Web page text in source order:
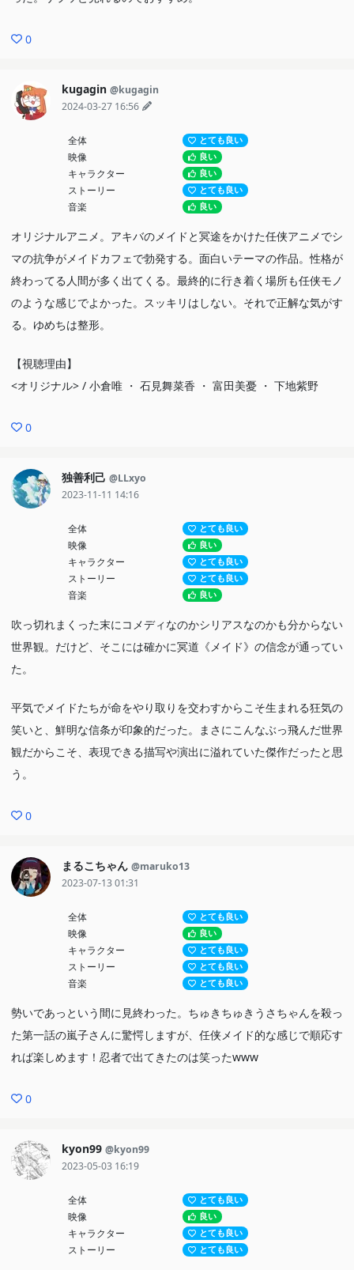
0
kugagin @kugagin
2024-03-27 16:56
全体 とても良い
映像 良い
キャラクター 良い
ストーリー とても良い
音楽 良い
オリジナルアニメ。アキバのメイドと冥途をかけた任侠アニメでシ
マの抗争がメイドカフェで勃発する。面白いテーマの作品。性格が
終わってる人間が多く出てくる。最終的に行き着く場所も任侠モノ
のような感じでよかった。スッキリはしない。それで正解な気がす
る。ゆめちは整形。
【視聴理由】
<オリジナル> / 小倉唯 ・ 石見舞菜香 ・ 富田美憂 ・ 下地紫野
0
独善利己 @LLxyo
2023-11-11 14:16
全体 とても良い
映像 良い
キャラクター とても良い
ストーリー とても良い
音楽 良い
吹っ切れまくった末にコメディなのかシリアスなのかも分からない
世界観。だけど、そこには確かに冥道《メイド》の信念が通ってい
た。
平気でメイドたちが命をやり取りを交わすからこそ生まれる狂気の
笑いと、鮮明な信条が印象的だった。まさにこんなぶっ飛んだ世界
観だからこそ、表現できる描写や演出に溢れていた傑作だったと思
う。
0
まるこちゃん @maruko13
2023-07-13 01:31
全体 とても良い
映像 良い
キャラクター とても良い
ストーリー とても良い
音楽 とても良い
勢いであっという間に見終わった。ちゅきちゅきうさちゃんを殺っ
た第一話の嵐子さんに驚愕しますが、任侠メイド的な感じで順応す
れば楽しめます！忍者で出てきたのは笑ったwww
0
kyon99 @kyon99
2023-05-03 16:19
全体 とても良い
映像 良い
キャラクター とても良い
ストーリー とても良い